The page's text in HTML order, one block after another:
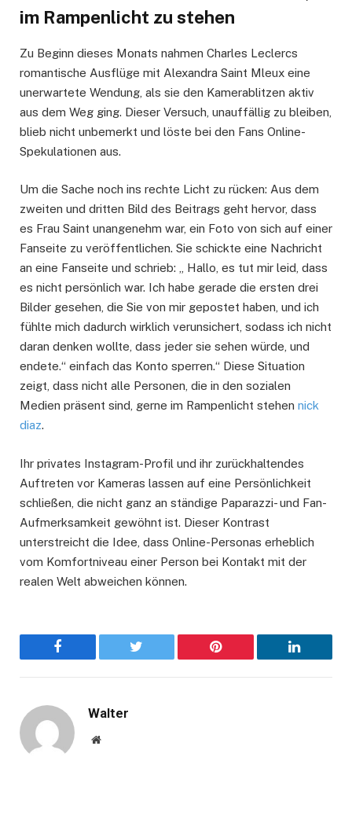
im Rampenlicht zu stehen
Zu Beginn dieses Monats nahmen Charles Leclercs
romantische Ausflüge mit Alexandra Saint Mleux eine
unerwartete Wendung, als sie den Kamerablitzen aktiv
aus dem Weg ging. Dieser Versuch, unauffällig zu bleiben,
blieb nicht unbemerkt und löste bei den Fans Online-
Spekulationen aus.
Um die Sache noch ins rechte Licht zu rücken: Aus dem
zweiten und dritten Bild des Beitrags geht hervor, dass
es Frau Saint unangenehm war, ein Foto von sich auf einer
Fanseite zu veröffentlichen. Sie schickte eine Nachricht
an eine Fanseite und schrieb: „ Hallo, es tut mir leid, dass
es nicht persönlich war. Ich habe gerade die ersten drei
Bilder gesehen, die Sie von mir gepostet haben, und ich
fühlte mich dadurch wirklich verunsichert, sodass ich nicht
daran denken wollte, dass jeder sie sehen würde, und
endete.“ einfach das Konto sperren.“ Diese Situation
zeigt, dass nicht alle Personen, die in den sozialen
Medien präsent sind, gerne im Rampenlicht stehen nick
diaz.
Ihr privates Instagram-Profil und ihr zurückhaltendes
Auftreten vor Kameras lassen auf eine Persönlichkeit
schließen, die nicht ganz an ständige Paparazzi- und Fan-
Aufmerksamkeit gewöhnt ist. Dieser Kontrast
unterstreicht die Idee, dass Online-Personas erheblich
vom Komfortniveau einer Person bei Kontakt mit der
realen Welt abweichen können.
Facebook Twitter Pinterest LinkedIn
Walter
Website